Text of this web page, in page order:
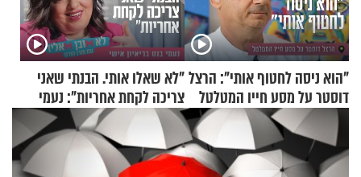
"הוא ניסה לחטוף אותי": הרצל
דוסטר על מסע חייו המטלטל
"לא שאלו אותי. הבנתי שאני
צריכה לקחת אחריות": נעמי
בנט בריאיון אישי